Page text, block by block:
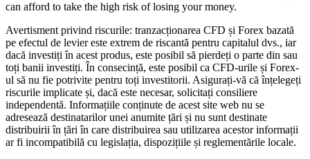
can afford to take the high risk of losing your money.
Avertisment privind riscurile: tranzacționarea CFD și Forex bazată
pe efectul de levier este extrem de riscantă pentru capitalul dvs., iar
dacă investiți în acest produs, este posibil să pierdeți o parte din sau
toți banii investiți. În consecință, este posibil ca CFD-urile și Forex-
ul să nu fie potrivite pentru toți investitorii. Asigurați-vă că înțelegeți
riscurile implicate și, dacă este necesar, solicitați consiliere
independentă. Informațiile conținute de acest site web nu se
adresează destinatarilor unei anumite țări și nu sunt destinate
distribuirii în țări în care distribuirea sau utilizarea acestor informații
ar fi incompatibilă cu legislația, dispozițiile și reglementările locale.